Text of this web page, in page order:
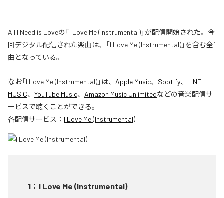
All I Need is Loveの「I Love Me (Instrumental)」が配信開始された。今
回デジタル配信された楽曲は、「I Love Me (Instrumental)」を含む全1
曲となっている。
なお「I Love Me (Instrumental)」は、 Apple Music、 Spotify、 LINE
MUSIC、 YouTube Music、 Amazon Music Unlimitedなどの音楽配信サ
ービスで聴くことができる。
各配信サービス： I Love Me (Instrumental)
1 ： I Love Me (Instrumental)